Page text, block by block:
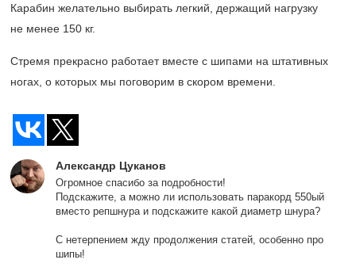
Карабин желательно выбирать легкий, держащий нагрузку
не менее 150 кг.
Стремя прекрасно работает вместе с шипами на штативных
ногах, о которых мы поговорим в скором времени.
Александр Цуканов
Огромное спасибо за подробности!
Подскажите, а можно ли использовать паракорд 550ый
вместо репшнура и подскажите какой диаметр шнура?
С нетерпением жду продолжения статей, особенно про
шипы!